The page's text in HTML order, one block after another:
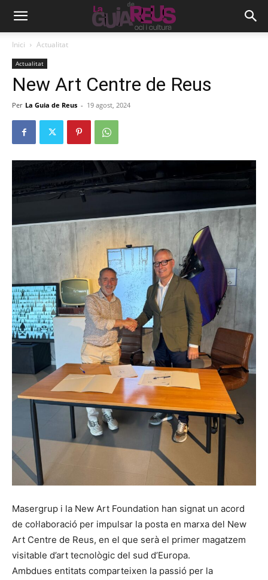
Inici Actualitat
Actualitat
New Art Centre de Reus
Per La Guia de Reus - 19 agost, 2024
Masergrup i la New Art Foundation han signat un acord
de col·laboració per impulsar la posta en marxa del New
Art Centre de Reus, en el que serà el primer magatzem
visitable d’art tecnològic del sud d’Europa.
Ambdues entitats comparteixen la passió per la